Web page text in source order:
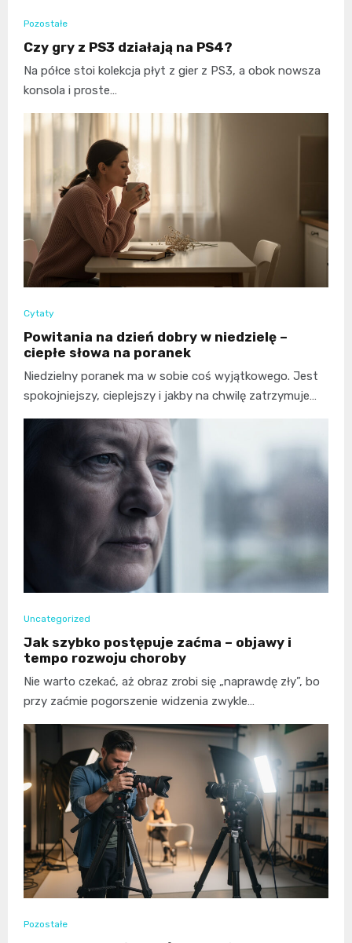
Pozostałe
Czy gry z PS3 działają na PS4?
Na półce stoi kolekcja płyt z gier z PS3, a obok nowsza
konsola i proste…
Cytaty
Powitania na dzień dobry w niedzielę –
ciepłe słowa na poranek
Niedzielny poranek ma w sobie coś wyjątkowego. Jest
spokojniejszy, cieplejszy i jakby na chwilę zatrzymuje…
Uncategorized
Jak szybko postępuje zaćma – objawy i
tempo rozwoju choroby
Nie warto czekać, aż obraz zrobi się „naprawdę zły”, bo
przy zaćmie pogorszenie widzenia zwykle…
Pozostałe